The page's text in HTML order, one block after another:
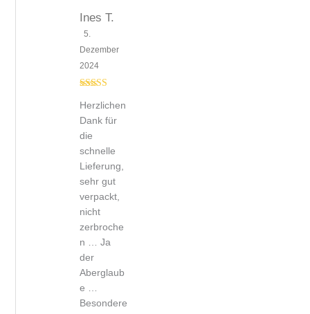
5von 5
Ines T.
5.
Dezember
2024
Herzlichen
Dank für
die
schnelle
Lieferung,
sehr gut
verpackt,
nicht
zerbroche
n … Ja
der
Aberglaub
e …
Besondere